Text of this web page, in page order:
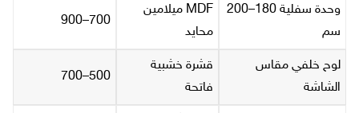
وحدة سفلية 180–200
سم
MDF ميلامين
محايد
700–900
لوح خلفي مقاس
الشاشة
قشرة خشبية
فاتحة
500–700